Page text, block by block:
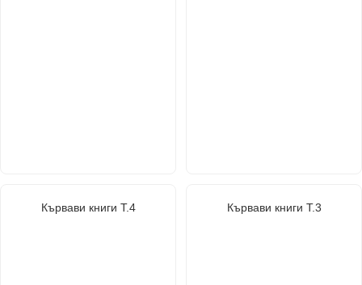
Кървави книги Т.4 Кървави книги Т.3